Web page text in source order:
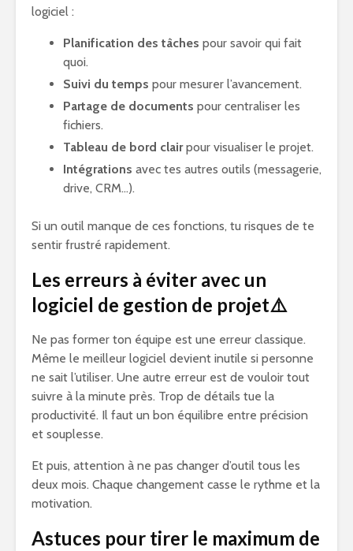
logiciel :
Planification des tâches pour savoir qui fait
quoi.
Suivi du temps pour mesurer l’avancement.
Partage de documents pour centraliser les
fichiers.
Tableau de bord clairpour visualiser le projet.
Intégrations avec tes autres outils (messagerie,
drive, CRM…).
Si un outil manque de ces fonctions, tu risques de te
sentir frustré rapidement.
Les erreurs à éviter avec un
logiciel de gestion de projet⚠️
Ne pas former ton équipe est une erreur classique.
Même le meilleur logiciel devient inutile si personne
ne sait l’utiliser. Une autre erreur est de vouloir tout
suivre à la minute près. Trop de détails tue la
productivité. Il faut un bon équilibre entre précision
et souplesse.
Et puis, attention à ne pas changer d’outil tous les
deux mois. Chaque changement casse le rythme et la
motivation.
Astuces pour tirer le maximum de